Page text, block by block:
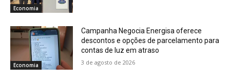
Economia
Economia
Campanha Negocia Energisa oferece
descontos e opções de parcelamento para
contas de luz em atraso
3 de agosto de 2026